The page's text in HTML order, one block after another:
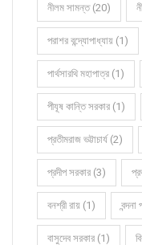
নীলম সামন্ত (20)
পরাশর বন্দ্যোপাধ্যায় (1)
পার্থসারথি মহাপাত্র (1)
পীযূষ কান্তি সরকার (1)
প্রতীমরাজ ভট্টাচার্য (2)
প্রদীপ সরকার (3)
বনশ্রী রায় (1)
বাসুদেব সরকার (1)